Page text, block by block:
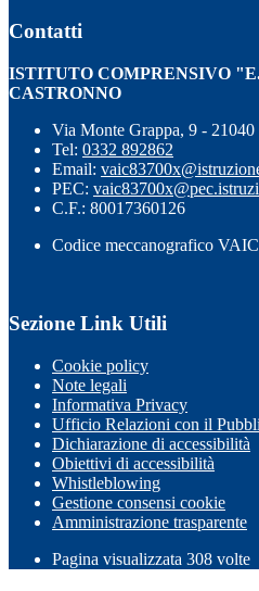
Contatti
ISTITUTO COMPRENSIVO
CASTRONNO
Via Monte Grappa, 9 -
Tel: 0332 892862
Email:
PEC:
C.F.: 80017360126
Codice meccanografico
Sezione Link Utili
Cookie policy
Note legali
Informativa Privacy
Ufficio Relazioni con il
Dichiarazione di accessibilità
Obiettivi di accessibilità
Whistleblowing
Gestione consensi cookie
Amministrazione trasparente
Pagina visualizzata 308 volte